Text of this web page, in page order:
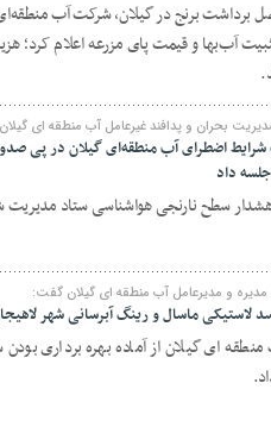
برداشت برنج در گیلان، شرکت آب
بحران و پدافند غیرعامل آب منطقه ای گیلان
اضطرای آب منطقه‌ای گیلان در پی
داد
سطح نارنجی هواشناسی ستاد مدیریت
و مدیرعامل آب منطقه ای گیلان گفت:
لاستیکی ماسال و رینگ آبرسانی شهر
ای گیلان از آماده بهره برداری